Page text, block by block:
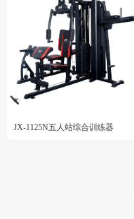
JX-1125N五人站综合训练器